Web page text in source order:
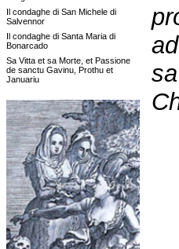
Il condaghe di San Michele di
Salvennor
Il condaghe di Santa Maria di
Bonarcado
Sa Vitta et sa Morte, et Passione
de sanctu Gavinu, Prothu et
Januariu